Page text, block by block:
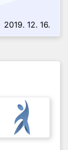
2019. 12. 16.